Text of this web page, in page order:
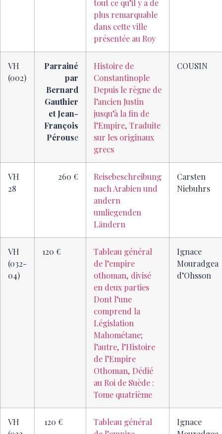
tout ce qu’il y a de
plus remarquable
dans cette ville
présentée au Roy
VH
(002)
Parrainé
par
Bernard
Gauthier
et Jean-
François
Pérouse
Histoire de
Constantinople
Depuis le règne de
l’ancien Justin
jusqu’à la fin de
l’Empire, Traduite
sur les originaux
grecs
COUSIN
VH
28
260 €
Reisebeschreibung
nach Arabien und
andern
umliegenden
Ländern
Carsten
Niebuhrs
VH
(032-
04)
120 €
Tableau général
de l’empire
othoman, divisé
en deux parties
Dont l’une
comprend la
Législation
Mahométane;
l’autre, l’Histoire
de l’Empire
Othoman, Dédié
au Roi de Suède :
Tome quatrième
Ignace
Mouradgea
d’Ohsson
VH
120 €
Tableau général
Ignace